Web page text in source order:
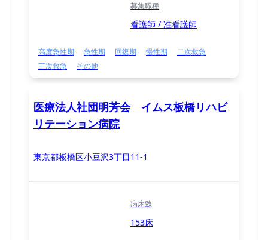
募集職種
看護師 / 准看護師
高度急性期 急性期 回復期 慢性期
二次救急
三次救急
その他
医療法人社団明芳会 イムス板橋リハビ
リテーション病院
東京都板橋区小豆沢3丁目11-1
病床数
153床